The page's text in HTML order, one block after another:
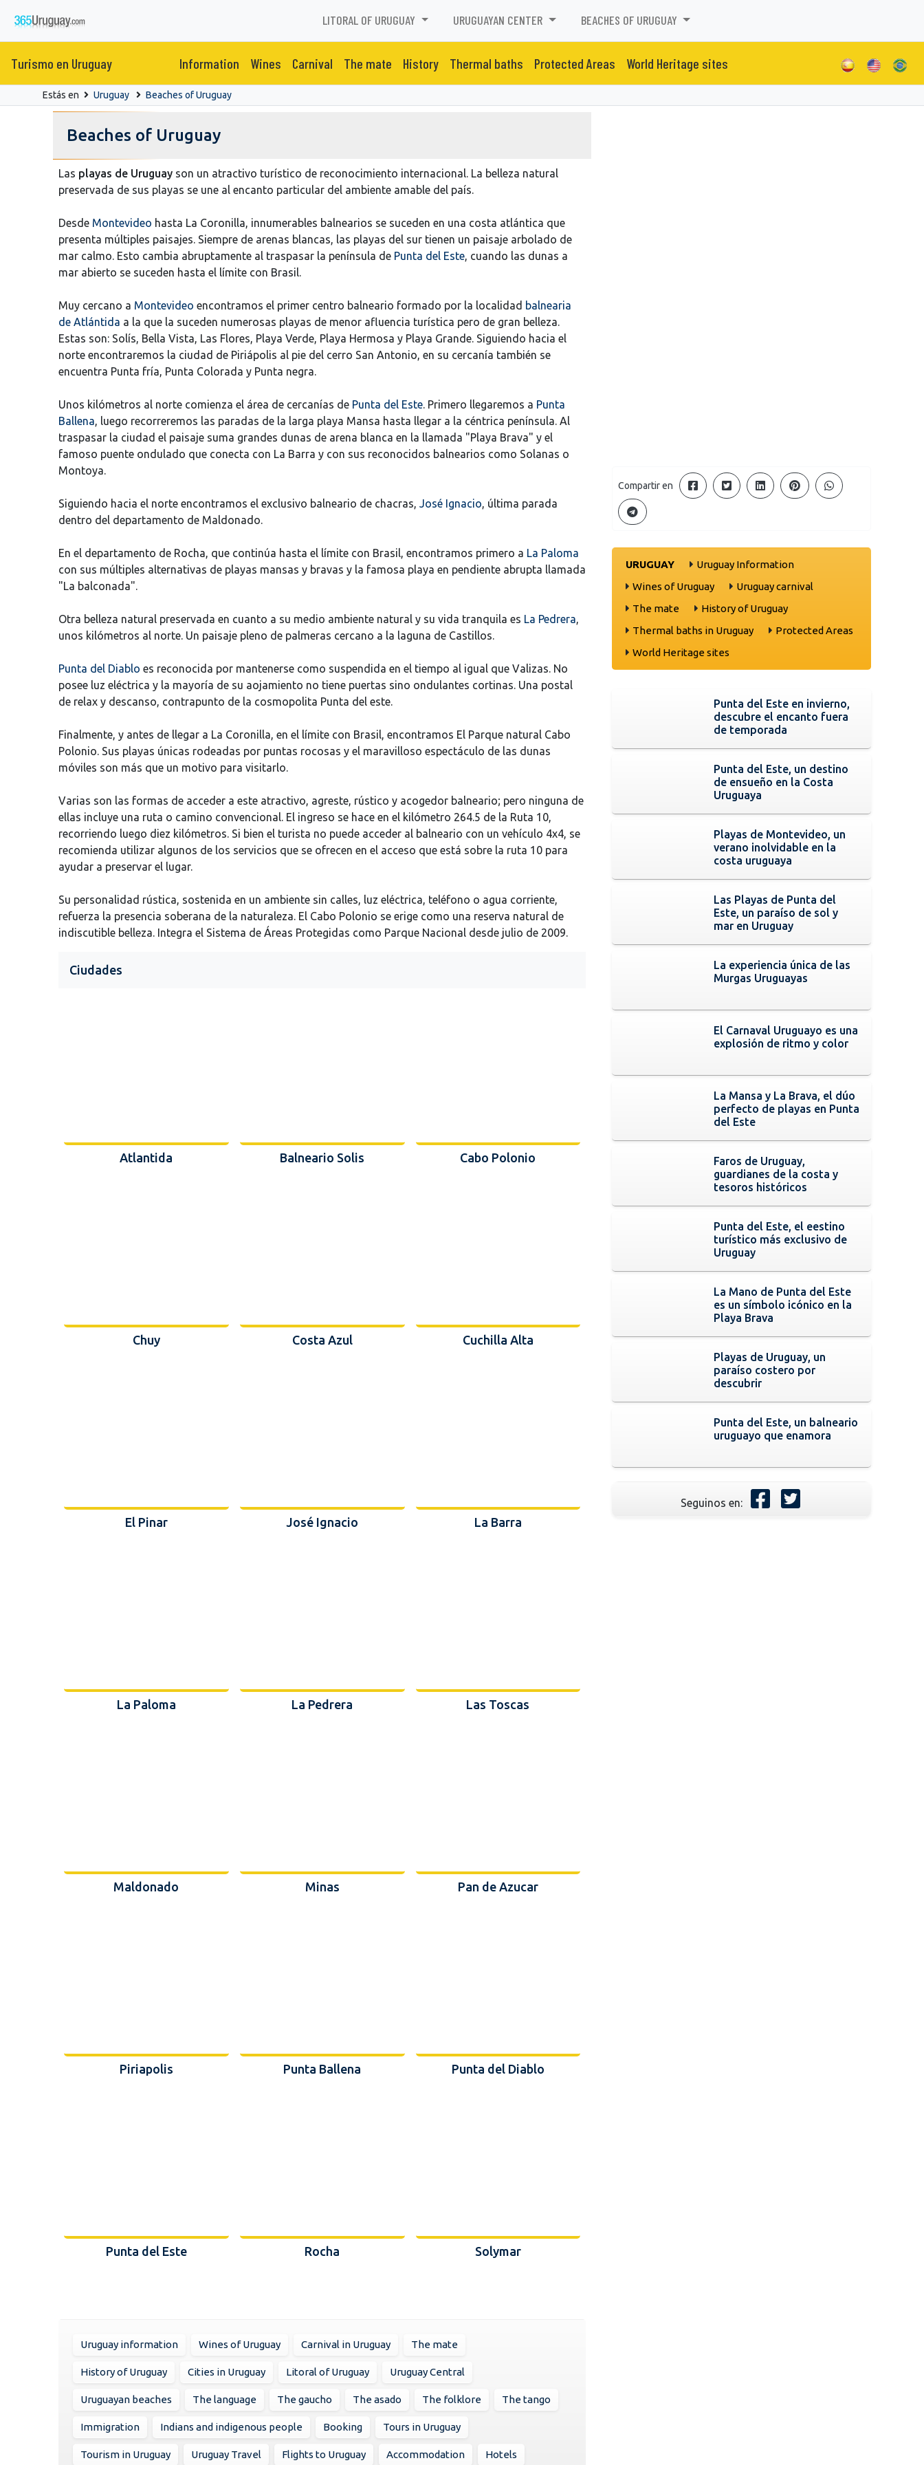
LITORAL OF URUGUAY URUGUAYAN CENTER BEACHES OF URUGUAY
Turismo en Uruguay Information Wines Carnival The mate History Thermal baths Protected Areas World Heritage sites
Estás en Uruguay Beaches of Uruguay
Beaches of Uruguay
Las playas de Uruguay son un atractivo turístico de reconocimiento internacional. La belleza natural
preservada de sus playas se une al encanto particular del ambiente amable del país.
Desde Montevideo hasta La Coronilla, innumerables balnearios se suceden en una costa atlántica que
presenta múltiples paisajes. Siempre de arenas blancas, las playas del sur tienen un paisaje arbolado de
mar calmo. Esto cambia abruptamente al traspasar la península de Punta del Este, cuando las dunas a
mar abierto se suceden hasta el límite con Brasil.
Muy cercano a Montevideo encontramos el primer centro balneario formado por la localidad balnearia
de Atlántida a la que la suceden numerosas playas de menor afluencia turística pero de gran belleza.
Estas son: Solís, Bella Vista, Las Flores, Playa Verde, Playa Hermosa y Playa Grande. Siguiendo hacia el
norte encontraremos la ciudad de Piriápolis al pie del cerro San Antonio, en su cercanía también se
encuentra Punta fría, Punta Colorada y Punta negra.
Unos kilómetros al norte comienza el área de cercanías de Punta del Este. Primero llegaremos a Punta
Ballena, luego recorreremos las paradas de la larga playa Mansa hasta llegar a la céntrica península. Al
traspasar la ciudad el paisaje suma grandes dunas de arena blanca en la llamada "Playa Brava" y el
famoso puente ondulado que conecta con La Barra y con sus reconocidos balnearios como Solanas o
Montoya.
Siguiendo hacia el norte encontramos el exclusivo balneario de chacras, José Ignacio, última parada
dentro del departamento de Maldonado.
En el departamento de Rocha, que continúa hasta el límite con Brasil, encontramos primero a La Paloma
con sus múltiples alternativas de playas mansas y bravas y la famosa playa en pendiente abrupta llamada
"La balconada".
Otra belleza natural preservada en cuanto a su medio ambiente natural y su vida tranquila es La Pedrera,
unos kilómetros al norte. Un paisaje pleno de palmeras cercano a la laguna de Castillos.
Punta del Diablo es reconocida por mantenerse como suspendida en el tiempo al igual que Valizas. No
posee luz eléctrica y la mayoría de su aojamiento no tiene puertas sino ondulantes cortinas. Una postal
de relax y descanso, contrapunto de la cosmopolita Punta del este.
Finalmente, y antes de llegar a La Coronilla, en el límite con Brasil, encontramos El Parque natural Cabo
Polonio. Sus playas únicas rodeadas por puntas rocosas y el maravilloso espectáculo de las dunas
móviles son más que un motivo para visitarlo.
Varias son las formas de acceder a este atractivo, agreste, rústico y acogedor balneario; pero ninguna de
ellas incluye una ruta o camino convencional. El ingreso se hace en el kilómetro 264.5 de la Ruta 10,
recorriendo luego diez kilómetros. Si bien el turista no puede acceder al balneario con un vehículo 4x4, se
recomienda utilizar algunos de los servicios que se ofrecen en el acceso que está sobre la ruta 10 para
ayudar a preservar el lugar.
Su personalidad rústica, sostenida en un ambiente sin calles, luz eléctrica, teléfono o agua corriente,
refuerza la presencia soberana de la naturaleza. El Cabo Polonio se erige como una reserva natural de
indiscutible belleza. Integra el Sistema de Áreas Protegidas como Parque Nacional desde julio de 2009.
Ciudades
Atlantida Balneario Solis Cabo Polonio
Chuy Costa Azul Cuchilla Alta
El Pinar José Ignacio La Barra
La Paloma La Pedrera Las Toscas
Maldonado Minas Pan de Azucar
Piriapolis Punta Ballena Punta del Diablo
Punta del Este Rocha Solymar
Uruguay information Wines of Uruguay Carnival in Uruguay The mate
History of Uruguay Cities in Uruguay Litoral of Uruguay Uruguay Central
Uruguayan beaches The language The gaucho The asado The folklore The tango
Immigration Indians and indigenous people Booking Tours in Uruguay
Tourism in Uruguay Uruguay Travel Flights to Uruguay Accommodation Hotels
Compartir en
URUGUAY
Uruguay Information
Wines of Uruguay
Uruguay carnival
The mate
History of Uruguay
Thermal baths in Uruguay
Protected Areas
World Heritage sites
Punta del Este en invierno,
descubre el encanto fuera
de temporada
Punta del Este, un destino
de ensueño en la Costa
Uruguaya
Playas de Montevideo, un
verano inolvidable en la
costa uruguaya
Las Playas de Punta del
Este, un paraíso de sol y
mar en Uruguay
La experiencia única de las
Murgas Uruguayas
El Carnaval Uruguayo es una
explosión de ritmo y color
La Mansa y La Brava, el dúo
perfecto de playas en Punta
del Este
Faros de Uruguay,
guardianes de la costa y
tesoros históricos
Punta del Este, el eestino
turístico más exclusivo de
Uruguay
La Mano de Punta del Este
es un símbolo icónico en la
Playa Brava
Playas de Uruguay, un
paraíso costero por
descubrir
Punta del Este, un balneario
uruguayo que enamora
Seguinos en: